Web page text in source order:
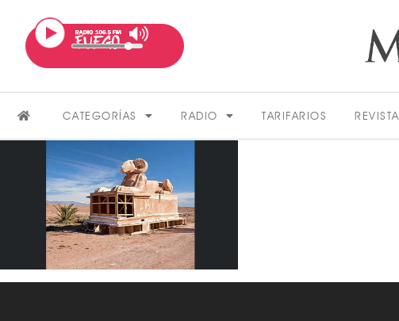
CATEGORÍAS RADIO TARIFARIOS REVISTA
FARÁNDULA